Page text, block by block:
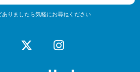
ありましたら気軽にお尋ねください